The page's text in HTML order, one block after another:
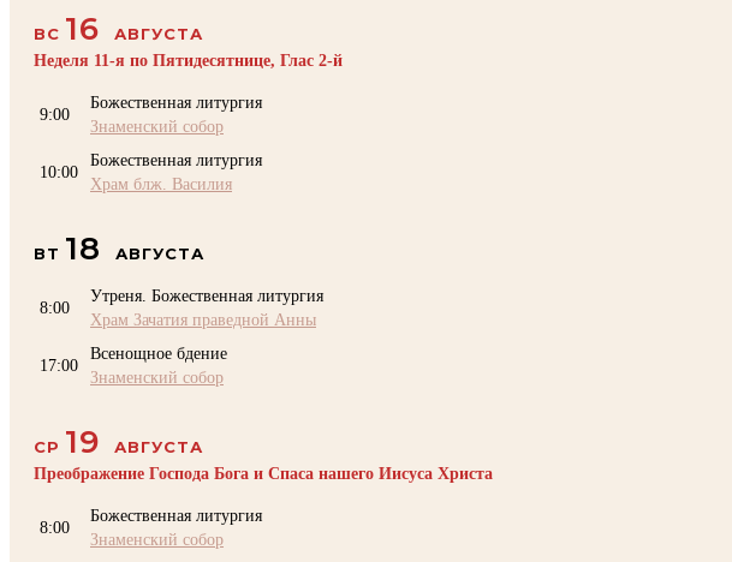
ВС 16
АВГУСТА
Неделя 11-я по Пятидесятнице, Глас 2-й
9:00
Божественная литургия
Знаменский собор
10:00
Божественная литургия
Храм блж. Василия
ВТ 18 АВГУСТА
8:00
Утреня. Божественная литургия
Храм Зачатия праведной Анны
17:00
Всенощное бдение
Знаменский собор
СР 19
АВГУСТА
Преображение Господа Бога и Спаса нашего Иисуса Христа
8:00
Божественная литургия
Знаменский собор